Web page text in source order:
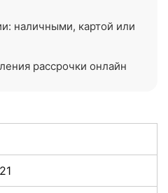
наличными, картой или
рассрочки онлайн